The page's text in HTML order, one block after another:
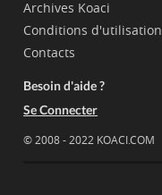
Archives Koaci
Conditions d'utilisation
Contacts
Besoin d'aide ?
Se Connecter
© 2008 - 2022 KOACI.COM